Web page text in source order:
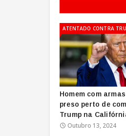
ATENTADO CONTRA
Homem com
preso perto de
Trump na
Outubro 13, 2024